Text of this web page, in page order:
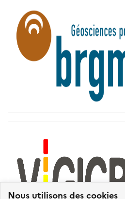
Nous utilisons des cookies